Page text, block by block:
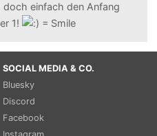
einfach den Anfang
1!
SOCIAL MEDIA & CO.
Bluesky
Discord
Facebook